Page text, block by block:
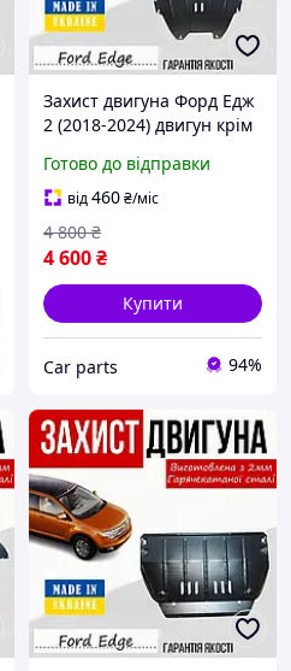
Захист двигуна Форд Едж
2 (2018-2024) двигун крім
Закриває Радіатор, КПП и
ДВС піддон картера.
Матеріал
Готово до відправки
від460₴/міс
4 600₴
4 800 ₴
Купити
Сar parts 94%